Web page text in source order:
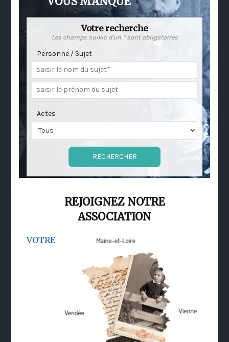
Votre recherche
Les champs suivis d'un * sont obligatoires
Personne / Sujet
Actes
REJOIGNEZ NOTRE
ASSOCIATION
VOTRE